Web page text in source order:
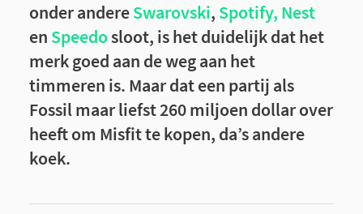
onder andereSwarovski, Spotify, Nest
en Speedosloot, is het duidelijk dat het
merk goed aan de weg aan het
timmeren is. Maar dat een partij als
Fossil maar liefst 260 miljoen dollar over
heeft om Misfit te kopen, da’s andere
koek.